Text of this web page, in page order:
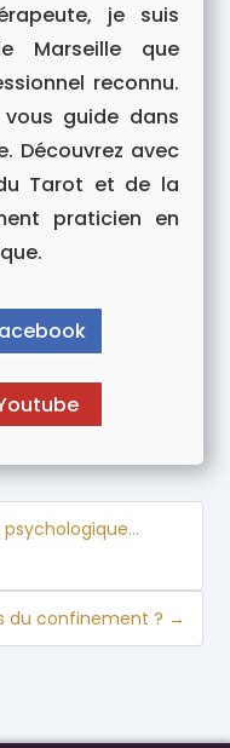
je suis
Marseille que
reconnu.
guide dans
Découvrez avec
Tarot et de la
praticien en
du confinement ? →